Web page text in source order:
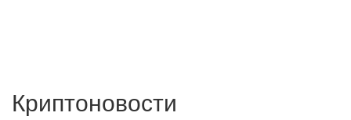
Криптоновости